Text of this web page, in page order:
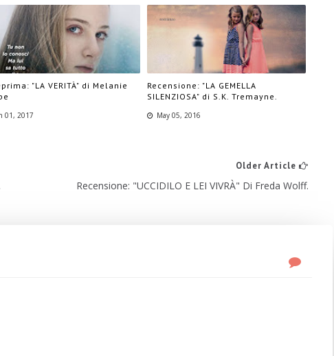
"LA VERITÀ" di Melanie
01, 2017
Recensione: "LA GEMELLA
SILENZIOSA" di S.K. Tremayne.
May 05, 2016
Older Article
Recensione: "UCCIDILO E LEI VIVRÀ" Di Freda Wolff.